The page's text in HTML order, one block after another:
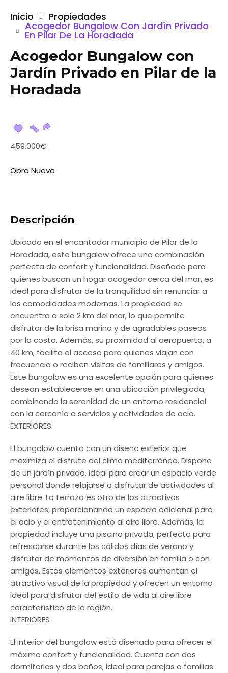
Inicio Propiedades
Acogedor Bungalow Con Jardín Privado
En Pilar De La Horadada
Acogedor Bungalow con
Jardín Privado en Pilar de la
Horadada
459.000€
Obra Nueva
Descripción
Ubicado en el encantador municipio de Pilar de la
Horadada, este bungalow ofrece una combinación
perfecta de confort y funcionalidad. Diseñado para
quienes buscan un hogar acogedor cerca del mar, es
ideal para disfrutar de la tranquilidad sin renunciar a
las comodidades modernas. La propiedad se
encuentra a solo 2 km del mar, lo que permite
disfrutar de la brisa marina y de agradables paseos
por la costa. Además, su proximidad al aeropuerto, a
40 km, facilita el acceso para quienes viajan con
frecuencia o reciben visitas de familiares y amigos.
Este bungalow es una excelente opción para quienes
desean establecerse en una ubicación privilegiada,
combinando la serenidad de un entorno residencial
con la cercanía a servicios y actividades de ocio.
EXTERIORES
El bungalow cuenta con un diseño exterior que
maximiza el disfrute del clima mediterráneo. Dispone
de un jardín privado, ideal para crear un espacio verde
personal donde relajarse o disfrutar de actividades al
aire libre. La terraza es otro de los atractivos
exteriores, proporcionando un espacio adicional para
el ocio y el entretenimiento al aire libre. Además, la
propiedad incluye una piscina privada, perfecta para
refrescarse durante los cálidos días de verano y
disfrutar de momentos de diversión en familia o con
amigos. Estos elementos exteriores aumentan el
atractivo visual de la propiedad y ofrecen un entorno
ideal para disfrutar del estilo de vida al aire libre
característico de la región.
INTERIORES
El interior del bungalow está diseñado para ofrecer el
máximo confort y funcionalidad. Cuenta con dos
dormitorios y dos baños, ideal para parejas o familias